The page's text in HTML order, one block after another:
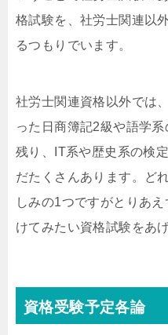
格試験を、社労士関連以
るつもりでいます。
社労士関連資格以外では
った日商簿記2級や語学
残り、IT系や歴史系の検
だたくさんあります。ど
しみの1つですがとりあ
けてみたい資格試験をあ
資格受験予定各論